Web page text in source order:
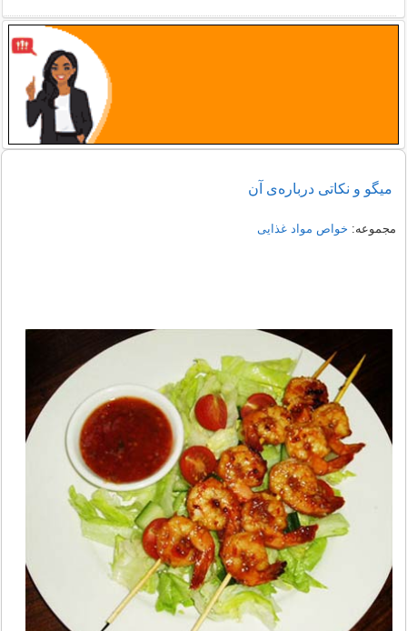
میگو و نکاتی درباره‌ی آن
مجموعه: خواص مواد غذایی